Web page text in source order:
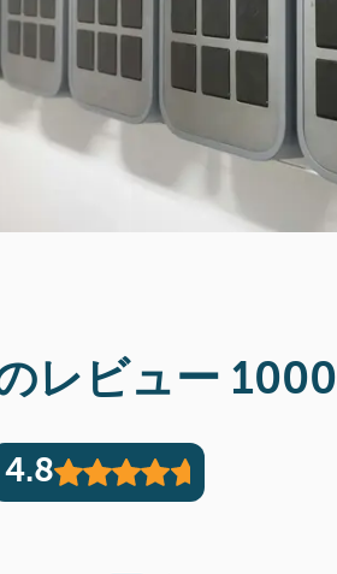
1000 件以上のレビュー
4.8